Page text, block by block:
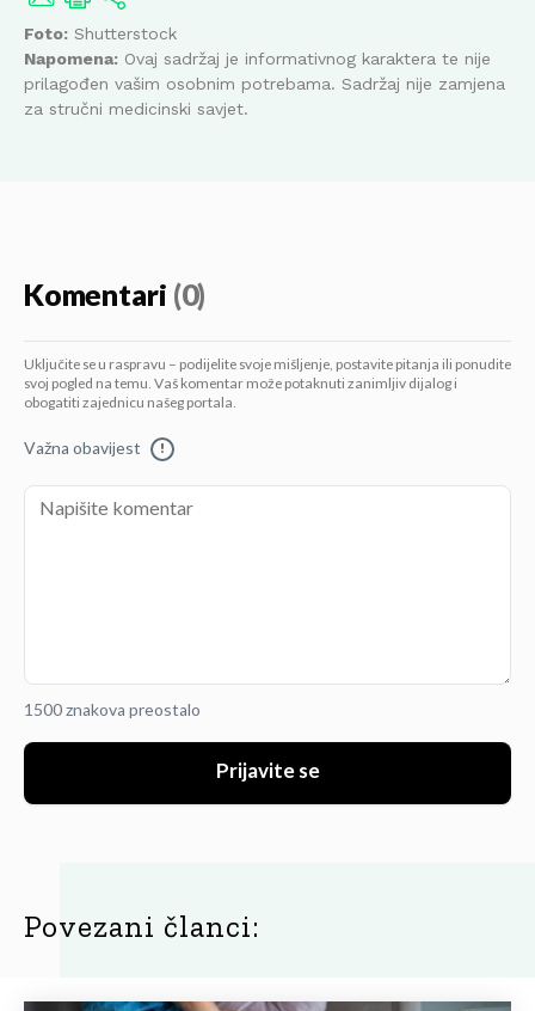
Foto: Shutterstock
Napomena: Ovaj sadržaj je informativnog karaktera te nije
prilagođen vašim osobnim potrebama. Sadržaj nije zamjena
za stručni medicinski savjet.
Komentari (0)
Uključite se u raspravu – podijelite svoje mišljenje, postavite pitanja ili ponudite
svoj pogled na temu. Vaš komentar može potaknuti zanimljiv dijalog i
obogatiti zajednicu našeg portala.
Važna obavijest !
1500 znakova preostalo
Prijavite se
Povezani članci: